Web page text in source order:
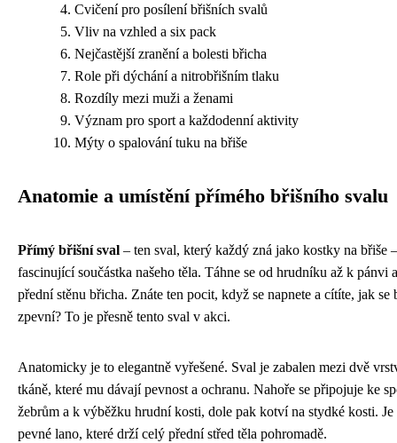
Cvičení pro posílení břišních svalů
Vliv na vzhled a six pack
Nejčastější zranění a bolesti břicha
Role při dýchání a nitrobřišním tlaku
Rozdíly mezi muži a ženami
Význam pro sport a každodenní aktivity
Mýty o spalování tuku na břiše
Anatomie a umístění přímého břišního svalu
Přímý břišní sval – ten sval, který každý zná jako kostky na břiše
fascinující součástka našeho těla. Táhne se od hrudníku až k pánvi
přední stěnu břicha. Znáte ten pocit, když se napnete a cítíte, jak se
zpevní? To je přesně tento sval v akci.
Anatomicky je to elegantně vyřešené. Sval je zabalen mezi dvě
tkáně, které mu dávají pevnost a ochranu. Nahoře se připojuje ke
žebrům a k výběžku hrudní kosti, dole pak kotví na stydké kosti.
pevné lano, které drží celý přední střed těla pohromadě.